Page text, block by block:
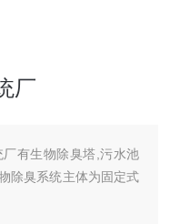
厂
有生物除臭塔,污水池
除臭系统主体为固定式